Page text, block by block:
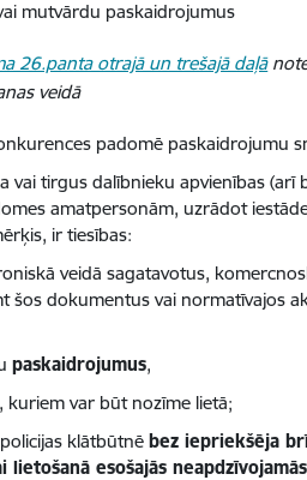
mutvārdu paskaidrojumus
26.panta otrajā un trešajā daļā
veidā
padomē paskaidrojumu
vai tirgus dalībnieku apvienības (arī
amatpersonām, uzrādot
ir tiesības:
veidā sagatavotus,
šos dokumentus vai normatīvajos
paskaidrojumus,
, kuriem var būt nozīme lietā;
klātbūtnēbez iepriekšēja
lietošanā esošajās